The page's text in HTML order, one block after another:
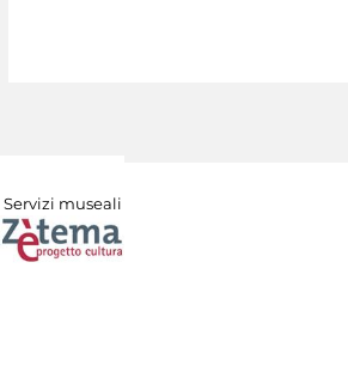
Servizi museali